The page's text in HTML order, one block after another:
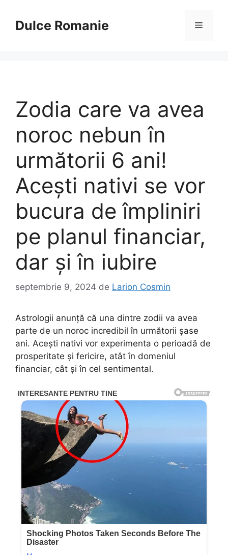
conținutDulce Romanie Meniu
Zodia care va avea
noroc nebun în
următorii 6 ani!
Acești nativi se vor
bucura de împliniri
pe planul financiar,
dar și în iubire
septembrie 9, 2024 de Larion Cosmin
Astrologii anunță că una dintre zodii va avea
parte de un noroc incredibil în următorii șase
ani. Acești nativi vor experimenta o perioadă de
prosperitate și fericire, atât în domeniul
financiar, cât și în cel sentimental.